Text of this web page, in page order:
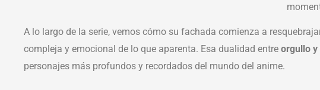
A lo largo de la serie, vemos cómo su fachada comienza a
compleja y emocional de lo que aparenta. Esa dualidad entre orgullo
personajes más profundos y recordados del mundo del anime.